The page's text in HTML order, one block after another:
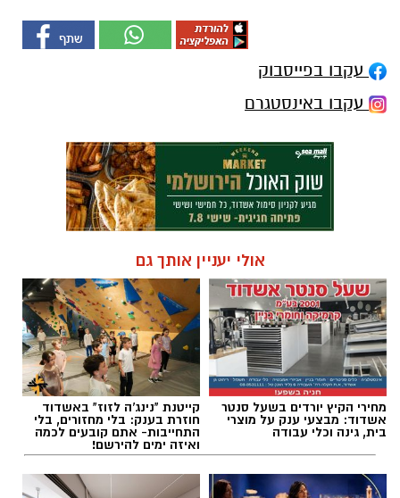
עקבו בפייסבוק
עקבו באינסטגרם
אולי יעניין אותך גם
מחירי הקיץ יורדים בשעל סנטר
אשדוד: מבצעי ענק על מוצרי
בית, גינה וכלי עבודה
קייטנת "נינג'ה לזוז" באשדוד
חוזרת בענק: בלי מחזורים, בלי
התחייבות- אתם קובעים לכמה
ואיזה ימים להירשם!